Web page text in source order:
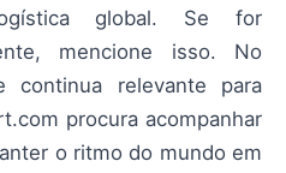
global. Se for
mencione isso. No
continua relevante para
procura acompanhar
o ritmo do mundo em